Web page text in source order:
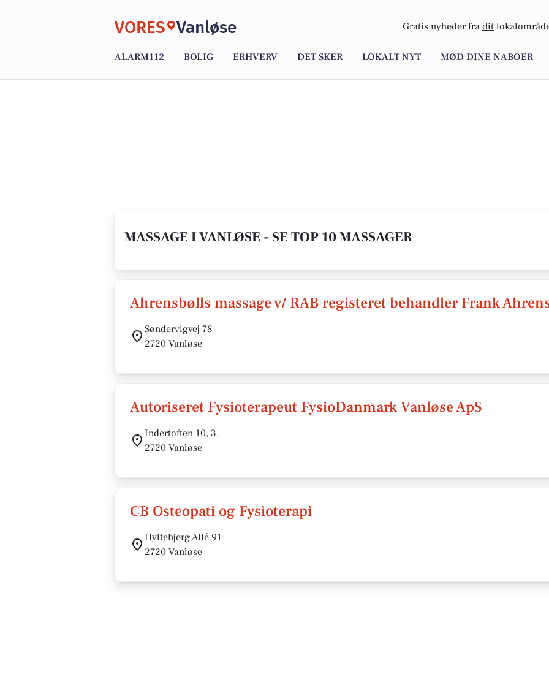
VORES Vanløse Gratis nyheder fra dit
ALARM112 BOLIG ERHVERV DET SKER LOKALT NYT MØD DINE NABOER
MASSAGE I VANLØSE - SE TOP 10 MASSAGER
Ahrensbølls massage v/ RAB registeret behandler Frank
Søndervigvej 78
2720 Vanløse
Autoriseret Fysioterapeut FysioDanmark Vanløse ApS
Indertoften 10, 3.
2720 Vanløse
CB Osteopati og Fysioterapi
Hyltebjerg Allé 91
2720 Vanløse